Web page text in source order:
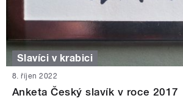
Slavíci v krabici
8. říjen 2022
Anketa Český slavík v roce 2017